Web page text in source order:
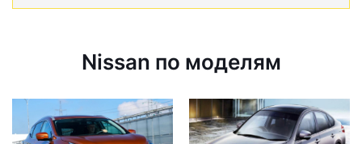
Nissan по моделям